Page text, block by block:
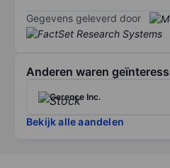
Gegevens geleverd door
Anderen waren
Cerence Inc.
Bekijk alle aandelen